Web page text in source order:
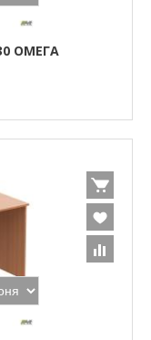
ОМЕГА